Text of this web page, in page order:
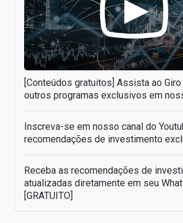
[Conteúdos gratuitos] Assista ao
outros programas exclusivos em
Inscreva-se em nosso canal do
recomendações de investimento
Receba as recomendações de
atualizadas diretamente em seu
[GRATUITO]